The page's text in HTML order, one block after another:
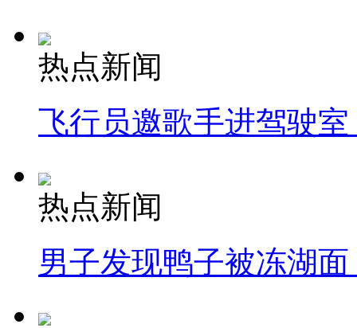
热点新闻
飞行员邀歌手进驾驶
热点新闻
男子发现鸭子被冻湖